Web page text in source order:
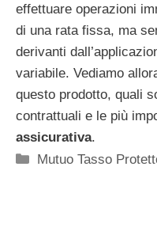
effettuare operazioni
di una rata fissa, ma
derivanti
variabile. Vediamo
questo prodotto, quali
contrattuali e le più
assicurativa.
Categorie
Mutuo Tasso